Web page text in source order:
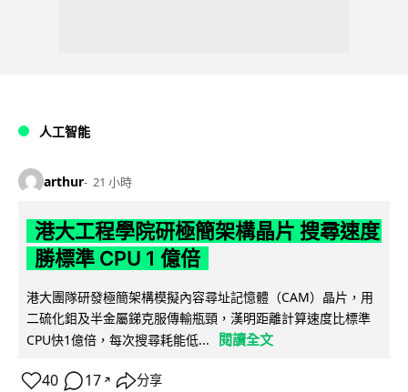
人工智能
arthur 21 小時
港大工程學院研極簡架構晶片 搜尋速度
勝標準 CPU 1 億倍
港大團隊研發極簡架構模擬內容尋址記憶體（CAM）晶片，用
二硫化鉬及半金屬銻克服傳輸瓶頸，漢明距離計算速度比標準
CPU快1億倍，每次搜尋耗能低...
閱讀全文
40 17 ↗ 分享